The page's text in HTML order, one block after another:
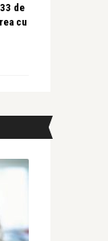
de
cu